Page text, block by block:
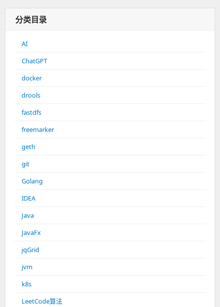
分类目录
AI
ChatGPT
docker
drools
fastdfs
freemarker
geth
git
Golang
IDEA
Java
JavaFx
jqGrid
jvm
k8s
LeetCode算法